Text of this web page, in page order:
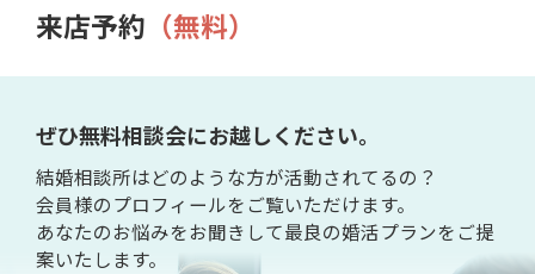
来店予約 （無料）
ぜひ無料相談会にお越しください。
結婚相談所はどのような方が活動されてるの？
会員様のプロフィールをご覧いただけます。
あなたのお悩みをお聞きして最良の婚活プランをご提
案いたします。